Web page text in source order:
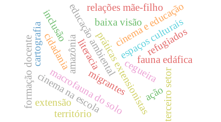
espaços culturais
práticas extensionistas
amazônia
macrofauna do solo
fauna edáfica
educação ambientalcinema e educação
cinema na escola
formação docente terceiro setor
território
relações mãe-filho
refugiados
migrantescegueira
baixa visão
literacia
ação
cidadania
inclusão
extensão
cartografia